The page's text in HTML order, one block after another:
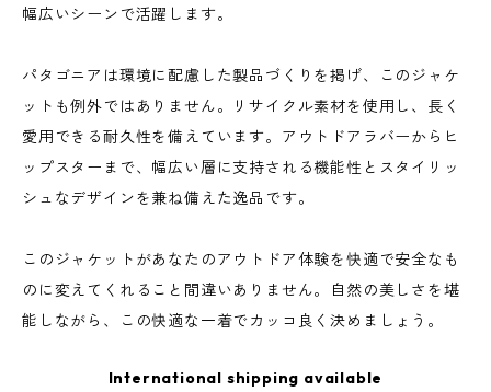
幅広いシーンで活躍します。
パタゴニアは環境に配慮した製品づくりを掲げ、このジャケ
ットも例外ではありません。リサイクル素材を使用し、長く
愛用できる耐久性を備えています。アウトドアラバーからヒ
ップスターまで、幅広い層に支持される機能性とスタイリッ
シュなデザインを兼ね備えた逸品です。
このジャケットがあなたのアウトドア体験を快適で安全なも
のに変えてくれること間違いありません。自然の美しさを堪
能しながら、この快適な一着でカッコ良く決めましょう。
International shipping available